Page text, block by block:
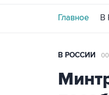
Главное В
В РОССИИ